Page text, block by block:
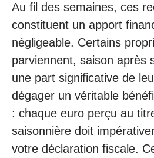
Au fil des semaines, ces
constituent un apport
négligeable. Certains
parviennent, saison après
une part significative de
dégager un véritable
: chaque euro perçu au
saisonnière doit
votre déclaration fiscale.